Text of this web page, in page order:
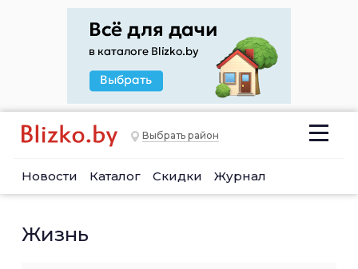
Выбрать район
Новости Каталог Скидки Журнал
Жизнь